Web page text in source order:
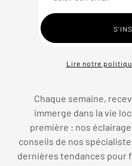
Lire notre
Chaque semaine,
immerge dans la vie
première : nos
conseils de nos
dernières tendances pour